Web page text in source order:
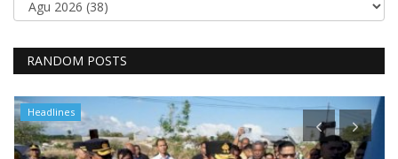
RANDOM POSTS
Headlines